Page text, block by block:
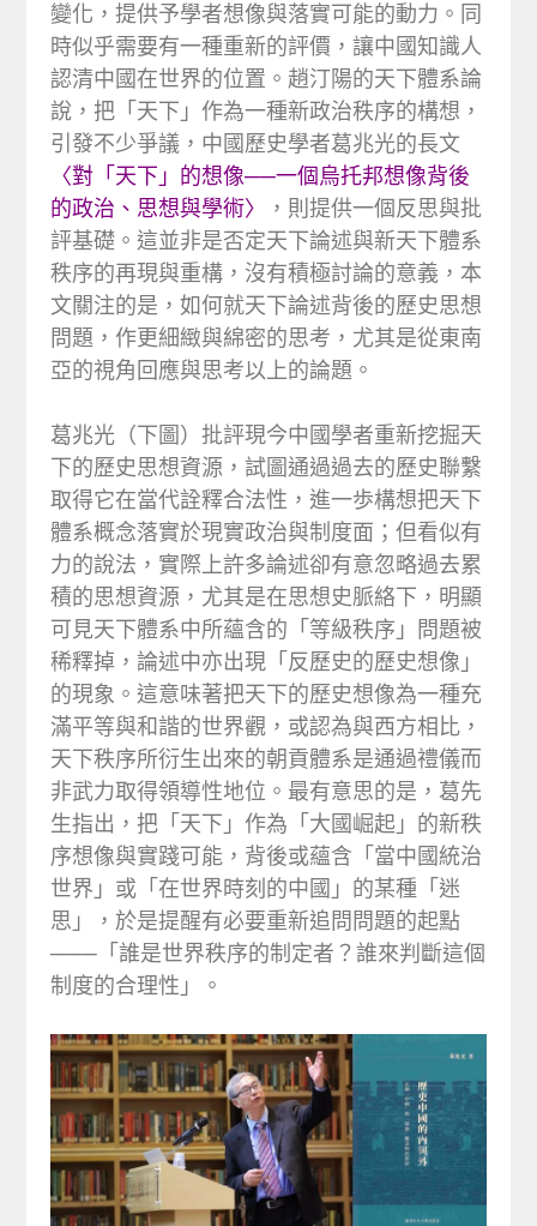
變化，提供予學者想像與落實可能的動力。同
時似乎需要有一種重新的評價，讓中國知識人
認清中國在世界的位置。趙汀陽的天下體系論
說，把「天下」作為一種新政治秩序的構想，
引發不少爭議，中國歷史學者葛兆光的長文
〈對「天下」的想像──一個烏托邦想像背後
的政治、思想與學術〉
，則提供一個反思與批
評基礎。這並非是否定天下論述與新天下體系
秩序的再現與重構，沒有積極討論的意義，本
文關注的是，如何就天下論述背後的歷史思想
問題，作更細緻與綿密的思考，尤其是從東南
亞的視角回應與思考以上的論題。
葛兆光（下圖）批評現今中國學者重新挖掘天
下的歷史思想資源，試圖通過過去的歷史聯繫
取得它在當代詮釋合法性，進一歩構想把天下
體系概念落實於現實政治與制度面；但看似有
力的說法，實際上許多論述卻有意忽略過去累
積的思想資源，尤其是在思想史脈絡下，明顯
可見天下體系中所蘊含的「等級秩序」問題被
稀釋掉，論述中亦出現「反歷史的歷史想像」
的現象。這意味著把天下的歷史想像為一種充
滿平等與和諧的世界觀，或認為與西方相比，
天下秩序所衍生出來的朝貢體系是通過禮儀而
非武力取得領導性地位。最有意思的是，葛先
生指出，把「天下」作為「大國崛起」的新秩
序想像與實踐可能，背後或蘊含「當中國統治
世界」或「在世界時刻的中國」的某種「迷
思」，於是提醒有必要重新追問問題的起點
───「誰是世界秩序的制定者？誰來判斷這個
制度的合理性」。